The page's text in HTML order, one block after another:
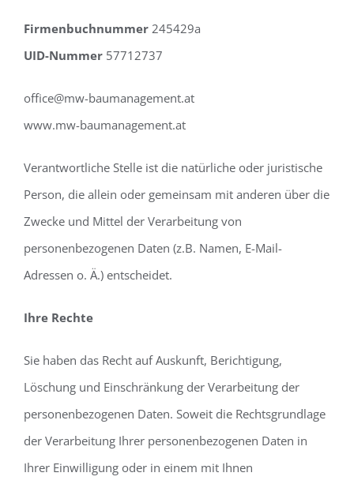
Firmenbuchnummer 245429a
UID-Nummer 57712737
office@mw-baumanagement.at
www.mw-baumanagement.at
Verantwortliche Stelle ist die natürliche oder juristische
Person, die allein oder gemeinsam mit anderen über die
Zwecke und Mittel der Verarbeitung von
personenbezogenen Daten (z.B. Namen, E-Mail-
Adressen o. Ä.) entscheidet.
Ihre Rechte
Sie haben das Recht auf Auskunft, Berichtigung,
Löschung und Einschränkung der Verarbeitung der
personenbezogenen Daten. Soweit die Rechtsgrundlage
der Verarbeitung Ihrer personenbezogenen Daten in
Ihrer Einwilligung oder in einem mit Ihnen